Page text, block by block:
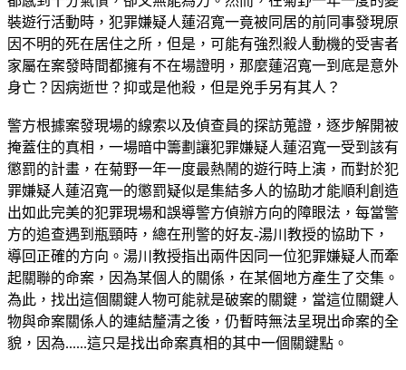
裝遊行活動時，犯罪嫌疑人蓮沼寬一竟被同居的前同事發現原
因不明的死在居住之所，但是，可能有強烈殺人動機的受害者
家屬在案發時間都擁有不在場證明，那麼蓮沼寬一到底是意外
身亡？因病逝世？抑或是他殺，但是兇手另有其人？
警方根據案發現場的線索以及偵查員的探訪蒐證，逐步解開被
掩蓋住的真相，一場暗中籌劃讓犯罪嫌疑人蓮沼寬一受到該有
懲罰的計畫，在菊野一年一度最熱鬧的遊行時上演，而對於犯
罪嫌疑人蓮沼寬一的懲罰疑似是集結多人的協助才能順利創造
出如此完美的犯罪現場和誤導警方偵辦方向的障眼法，每當警
方的追查遇到瓶頸時，總在刑警的好友-湯川教授的協助下，
導回正確的方向。湯川教授指出兩件因同一位犯罪嫌疑人而牽
起關聯的命案，因為某個人的關係，在某個地方產生了交集。
為此，找出這個關鍵人物可能就是破案的關鍵，當這位關鍵人
物與命案關係人的連結釐清之後，仍暫時無法呈現出命案的全
貌，因為......這只是找出命案真相的其中一個關鍵點。